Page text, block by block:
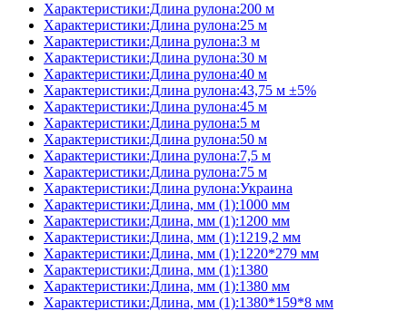
Характеристики:Длина рулона:200 м
Характеристики:Длина рулона:25 м
Характеристики:Длина рулона:3 м
Характеристики:Длина рулона:30 м
Характеристики:Длина рулона:40 м
Характеристики:Длина рулона:43,75 м ±5%
Характеристики:Длина рулона:45 м
Характеристики:Длина рулона:5 м
Характеристики:Длина рулона:50 м
Характеристики:Длина рулона:7,5 м
Характеристики:Длина рулона:75 м
Характеристики:Длина рулона:Украина
Характеристики:Длина, мм (1):1000 мм
Характеристики:Длина, мм (1):1200 мм
Характеристики:Длина, мм (1):1219,2 мм
Характеристики:Длина, мм (1):1220*279 мм
Характеристики:Длина, мм (1):1380
Характеристики:Длина, мм (1):1380 мм
Характеристики:Длина, мм (1):1380*159*8 мм